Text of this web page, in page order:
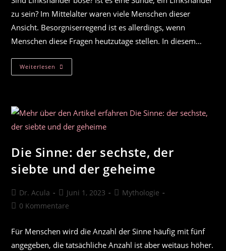
zu sein? Im Mittelalter waren viele Menschen dieser
Ansicht. Besorgniserregend ist es allerdings, wenn
Menschen diese Fragen heutzutage stellen. In diesem…
Weiterlesen
Gründe,
Die Sinne: der sechste, der
siebte und der geheime
Beitrags-
Autor:
Dr. Acula
Beitrag
veröffentlicht:
Juni 1, 2023
Beitrags-
Mythologie
Beitrags-
0 Kommentare
Für Menschen wird die Anzahl der Sinne häufig mit fünf
angegeben, die tatsächliche Anzahl ist aber weitaus höher.